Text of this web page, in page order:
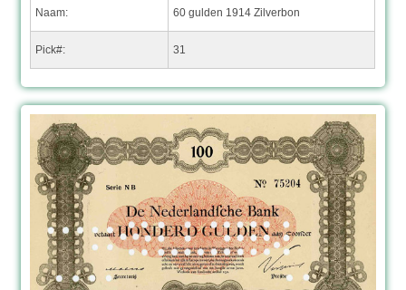
Naam: 60 gulden 1914 Zilverbon
Pick#: 31